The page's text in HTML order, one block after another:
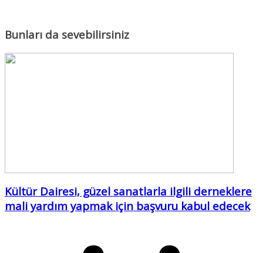
Bunları da sevebilirsiniz
Kültür Dairesi, güzel sanatlarla ilgili derneklere
mali yardım yapmak için başvuru kabul edecek